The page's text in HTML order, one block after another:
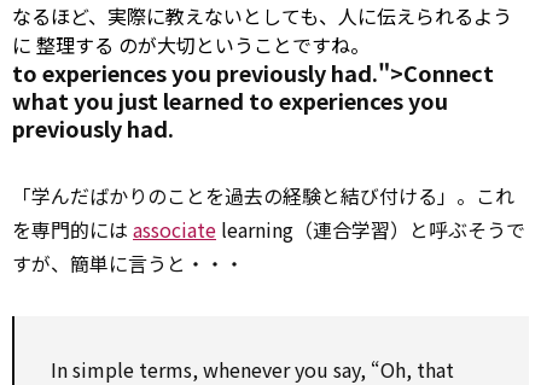
なるほど、実際に教えないとしても、人に伝えられるよう
に 整理する のが大切ということですね。
to experiences you previouslyhad.">Connect
what you just learned toexperiences you
previouslyhad.
「学んだばかりのことを過去の経験と結び付ける」。これ
を専門的には associate learning（連合学習）と呼ぶそうで
すが、簡単に言うと・・・
In simple terms, whenever you say, “Oh, that